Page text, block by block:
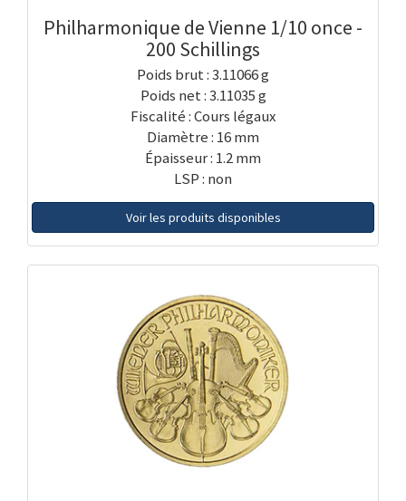
Philharmonique de Vienne 1/10 once -
200 Schillings
Poids brut : 3.11066 g
Poids net : 3.11035 g
Fiscalité : Cours légaux
Diamètre : 16 mm
Épaisseur : 1.2 mm
LSP : non
Voir les produits disponibles